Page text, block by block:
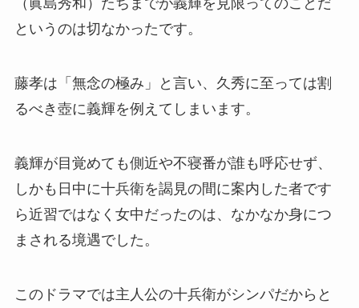
（眞島秀和）たちまでが義輝を見限ってのことだ
というのは切なかったです。
藤孝は「無念の極み」と言い、久秀に至っては割
るべき壺に義輝を例えてしまいます。
義輝が目覚めても側近や不寝番が誰も呼応せず、
しかも日中に十兵衛を謁見の間に案内した者です
ら近習ではなく女中だったのは、なかなか身につ
まされる境遇でした。
このドラマでは主人公の十兵衛がシンパだからと